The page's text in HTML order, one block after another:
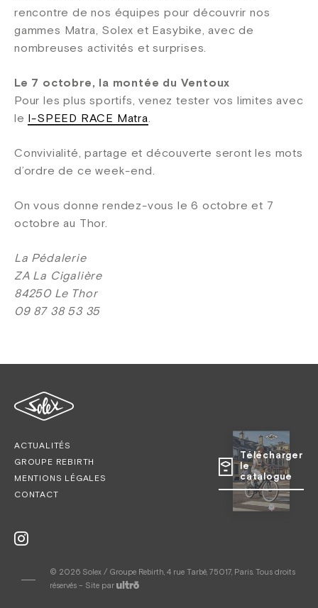
rencontre de nos équipes pour découvrir nos
gammes Matra, Solex et Easybike, avec de
nombreuses activités et surprises.
Le 7 octobre, la montée du Ventoux
Pour les plus sportifs, venez tester vos limites avec
le
I-SPEED RACE Matra.
Convivialité, partage et découverte seront les mots
d’ordre de ce week-end.
On vous donne rendez-vous le 6 octobre et 7
octobre au Thor.
La Pédalerie
ZA La Cigalière
84250 Le Thor
09 87 38 53 35
ACTUALITÉS
GROUPE REBIRTH
MENTIONS LÉGALES
CONTACT
Télécharger
le
catalogue
© 2026 Solex / Groupe Rebirth, 4 rue Tarbé, 75017, Paris. Tous droits
réservés – Site par